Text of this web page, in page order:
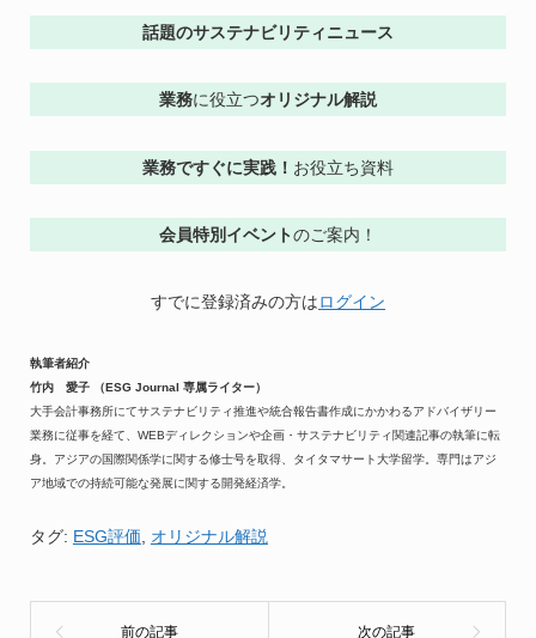
話題のサステナビリティニュース
業務に役立つオリジナル解説
業務ですぐに実践！ お役立ち資料
会員特別イベントのご案内！
すでに登録済みの方はログイン
執筆者紹介
竹内 愛子 （ESG Journal 専属ライター）
大手会計事務所にてサステナビリティ推進や統合報告書作成にかかわるアドバイザリー
業務に従事を経て、WEBディレクションや企画・サステナビリティ関連記事の執筆に転
身。アジアの国際関係学に関する修士号を取得、タイタマサート大学留学。専門はアジ
ア地域での持続可能な発展に関する開発経済学。
タグ: ESG評価 オリジナル解説